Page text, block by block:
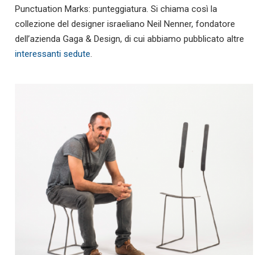
Punctuation Marks: punteggiatura. Si chiama così la
collezione del designer israeliano Neil Nenner, fondatore
dell’azienda Gaga & Design, di cui abbiamo pubblicato altre
interessanti sedute.